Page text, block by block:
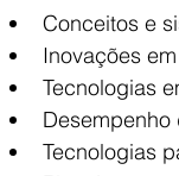
Conceitos e
Inovações
Tecnologias
Desempenho
Tecnologias